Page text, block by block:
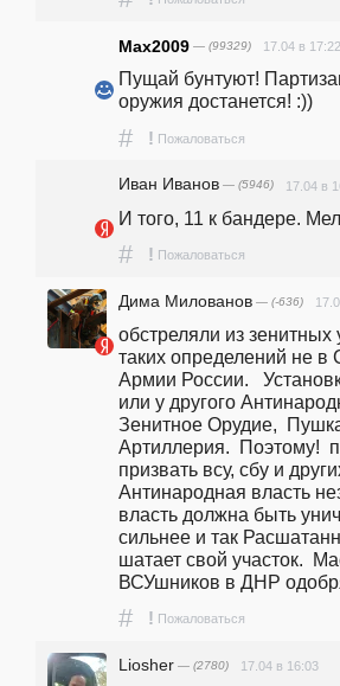
Max2009 — (99329) 17.04 в 17:22
Пущай бунтуют!
оружия достанется! :))
# ! Пожаловаться
Иван Иванов — (5946) 17.04 в
И того, 11 к бандере.
# ! Пожаловаться
Дима Милованов — (-636)
обстреляли из зенитных
таких определений не
Армии России.
или у другого
Зенитное Орудие,
Артиллерия.  Поэтому!
призвать всу, сбу и
Антинародная власть
власть должна быть
сильнее и так
шатает свой участок.
ВСУшников в ДНР
# ! Пожаловаться
Liosher — (2780) 17.04 в 16:03